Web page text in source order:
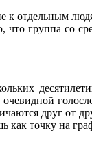
к отдельным
что группа со
друг от
как точку на